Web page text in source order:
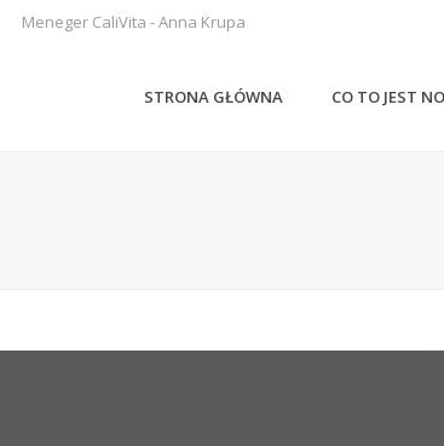
Meneger CaliVita - Anna Krupa
STRONA GŁÓWNA CO TO JEST